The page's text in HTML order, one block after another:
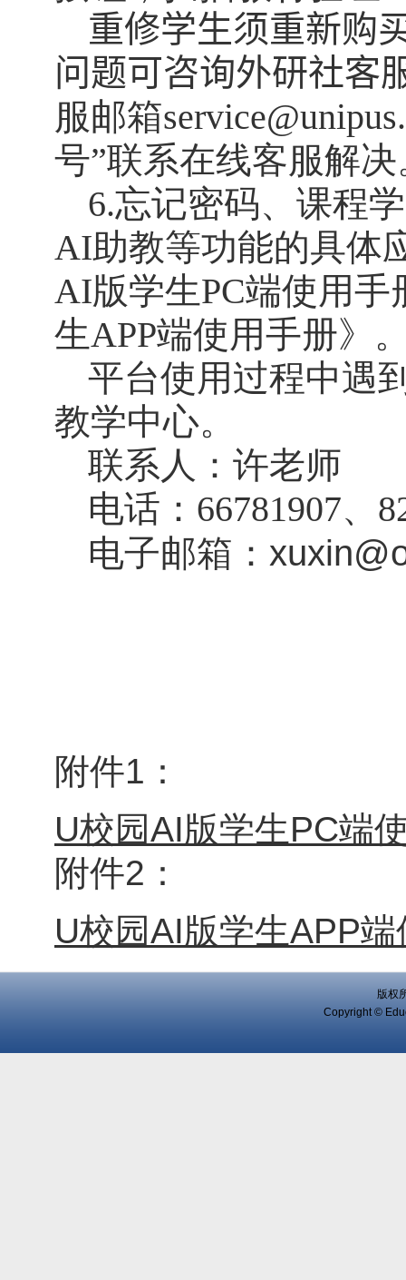
重修学生须重新购
问题可咨询外研社客
服邮箱
号”联系在线客服解决
6.忘记密码、课程
AI助教等功能的具体
AI版学生PC端使用手
生APP端使用手册》
平台使用过程中遇
教学中心。
联系人：许老师
电话： 66781907、
电子邮箱：
附件1：
U校园AI版学生PC端
附件2：
U校园AI版学生APP
版权
Copyright ©